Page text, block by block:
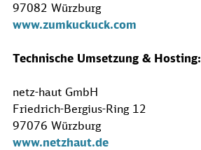
97082 Würzburg
www.zumkuckuck.com
Technische Umsetzung & Hosting:
netz-haut GmbH
Friedrich-Bergius-Ring 12
97076 Würzburg
www.netzhaut.de